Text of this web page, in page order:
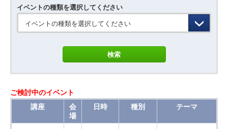
イベントの種類を選択してください
イベントの種類を選択してください
ご検討中のイベント
講座
会
場
日時 種別 テーマ